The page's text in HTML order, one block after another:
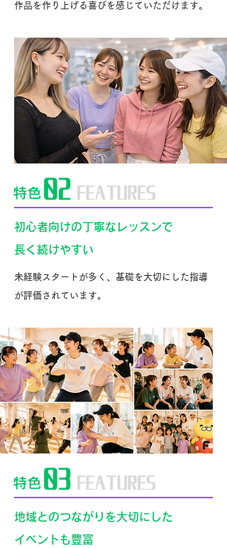
作品を作り上げる喜びを感じていただけます。
初心者向けの丁寧なレッスンで
長く続けやすい
未経験スタートが多く、基礎を大切にした指導
が評価されています。
地域とのつながりを大切にした
イベントも豊富